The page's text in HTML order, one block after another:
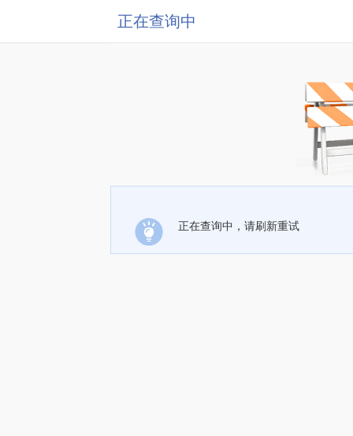
正在查询中
正在查询中，请刷新重试